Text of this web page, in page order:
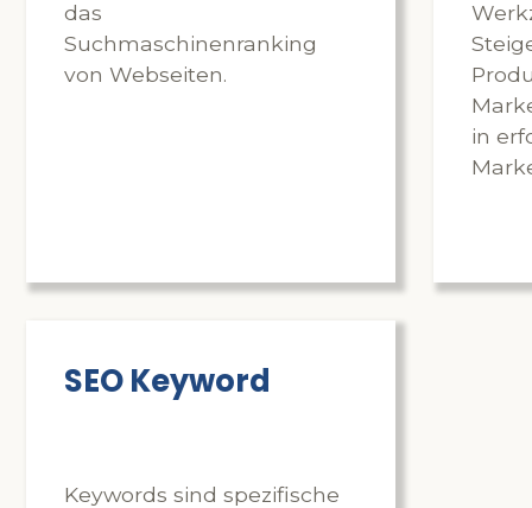
das
Suchmaschinenranking
von Webseiten.
in
SEO Keyword
Keywords sind spezifische